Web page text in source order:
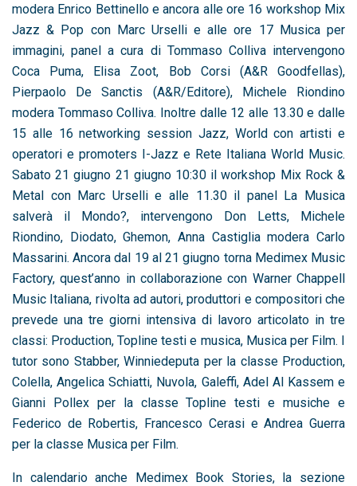
modera Enrico Bettinello e ancora alle ore 16 workshop Mix
Jazz & Pop con Marc Urselli e alle ore 17 Musica per
immagini, panel a cura di Tommaso Colliva intervengono
Coca Puma, Elisa Zoot, Bob Corsi (A&R Goodfellas),
Pierpaolo De Sanctis (A&R/Editore), Michele Riondino
modera Tommaso Colliva. Inoltre dalle 12 alle 13.30 e dalle
15 alle 16 networking session Jazz, World con artisti e
operatori e promoters I-Jazz e Rete Italiana World Music.
Sabato 21 giugno 21 giugno 10:30 il workshop Mix Rock &
Metal con Marc Urselli e alle 11.30 il panel La Musica
salverà il Mondo?, intervengono Don Letts, Michele
Riondino, Diodato, Ghemon, Anna Castiglia modera Carlo
Massarini. Ancora dal 19 al 21 giugno torna Medimex Music
Factory, quest’anno in collaborazione con Warner Chappell
Music Italiana, rivolta ad autori, produttori e compositori che
prevede una tre giorni intensiva di lavoro articolato in tre
classi: Production, Topline testi e musica, Musica per Film. I
tutor sono Stabber, Winniedeputa per la classe Production,
Colella, Angelica Schiatti, Nuvola, Galeffi, Adel Al Kassem e
Gianni Pollex per la classe Topline testi e musiche e
Federico de Robertis, Francesco Cerasi e Andrea Guerra
per la classe Musica per Film.
In calendario anche Medimex Book Stories, la sezione